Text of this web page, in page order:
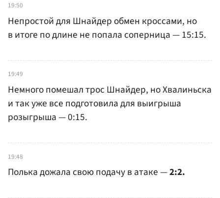
19:50
Непростой для Шнайдер обмен кроссами, но
в итоге по длине не попала соперница — 15:15.
19:49
Немного помешал трос Шнайдер, но Хвалиньска
и так уже все подготовила для выигрыша
розыгрыша — 0:15.
19:48
Полька дожала свою подачу в атаке —2:2.